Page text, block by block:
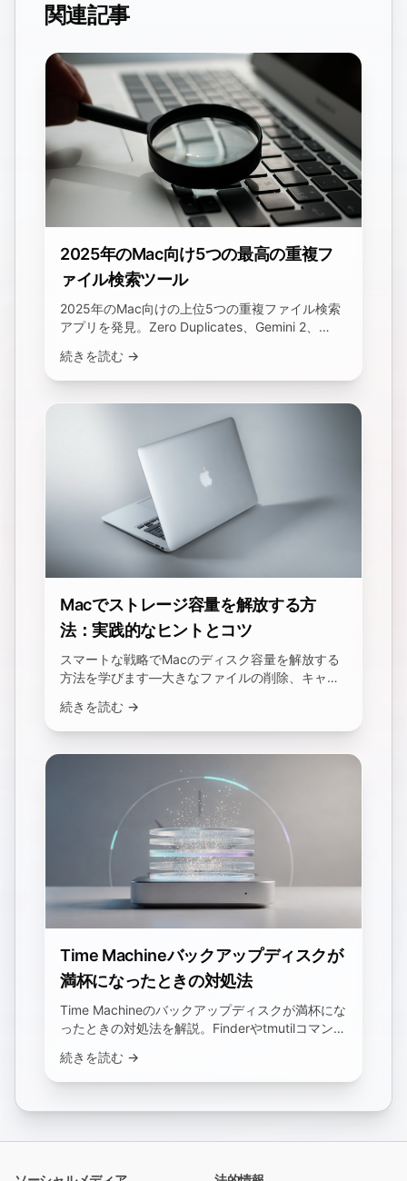
関連記事
2025年のMac向け5つの最高の重複フ
ァイル検索ツール
2025年のMac向けの上位5つの重複ファイル検索
アプリを発見。Zero Duplicates、Gemini 2、
能と利点を探ります。
続きを読む →
Macでストレージ容量を解放する方
法：実践的なヒントとコツ
スマートな戦略でMacのディスク容量を解放する
方法を学びます—大きなファイルの削除、キャッ
アンインストールなど。Macユーザー向けの完全
ガイド。
続きを読む →
Time Machineバックアップディスクが
満杯になったときの対処法
Time Machineのバックアップディスクが満杯にな
ったときの対処法を解説。Finderやtmutilコマンド
「バックアップを削除」が効かない理由、−ボタ
ンで容量が戻らない理由を紹介します。
続きを読む →